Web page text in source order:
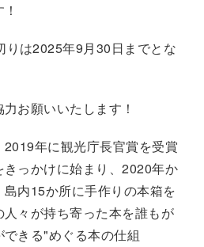
りは2025年9月30日までとな
お願いいたします！
2019年に観光庁長官賞を受賞
きっかけに始まり、2020年か
島内15か所に手作りの本箱を
々が持ち寄った本を誰もが
できる"めぐる本の仕組